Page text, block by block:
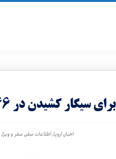
اخبار,اروپا,اطلاعات سفر, سفر و ویزا,